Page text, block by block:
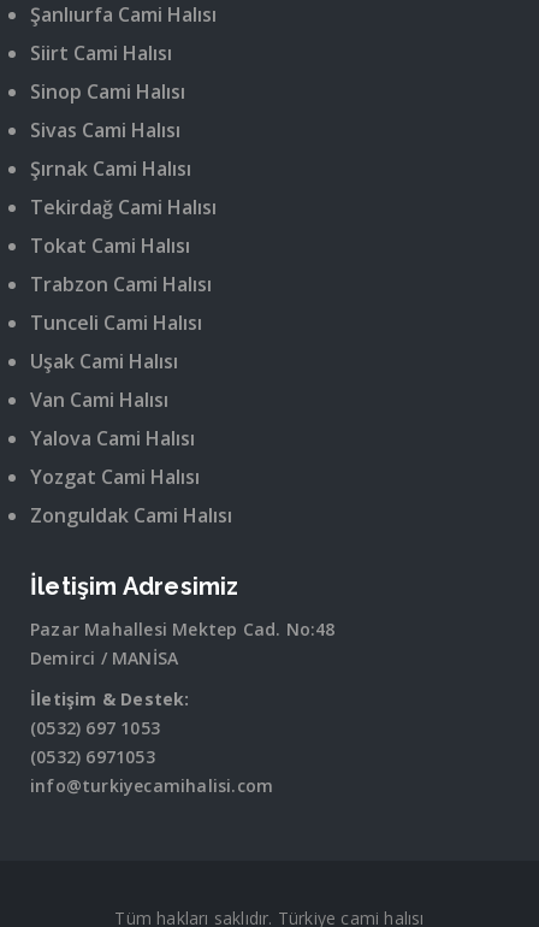
Şanlıurfa Cami Halısı
Siirt Cami Halısı
Sinop Cami Halısı
Sivas Cami Halısı
Şırnak Cami Halısı
Tekirdağ Cami Halısı
Tokat Cami Halısı
Trabzon Cami Halısı
Tunceli Cami Halısı
Uşak Cami Halısı
Van Cami Halısı
Yalova Cami Halısı
Yozgat Cami Halısı
Zonguldak Cami Halısı
İletişim Adresimiz
Pazar Mahallesi Mektep Cad. No:48
Demirci / MANİSA
İletişim & Destek:
(0532) 697 1053
(0532) 6971053
info@turkiyecamihalisi.com
Tüm hakları saklıdır. Türkiye cami halısı